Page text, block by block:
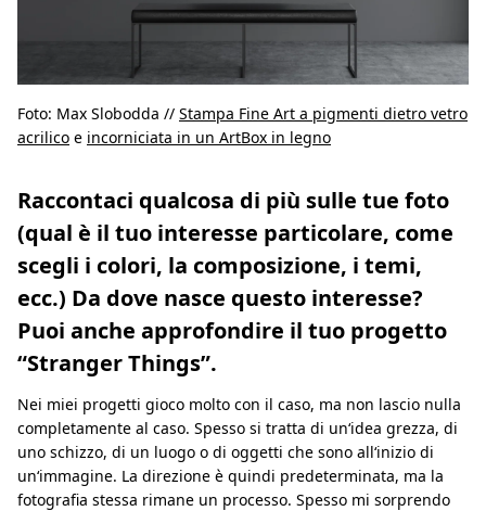
Foto: Max Slobodda // Stampa Fine Art a pigmenti dietro vetro
acrilico e incorniciata in un ArtBox in legno
Raccontaci qualcosa di più sulle tue foto
(qual è il tuo interesse particolare, come
scegli i colori, la composizione, i temi,
ecc.) Da dove nasce questo interesse?
Puoi anche approfondire il tuo progetto
“Stranger Things”.
Nei miei progetti gioco molto con il caso, ma non lascio nulla
completamente al caso. Spesso si tratta di un‘idea grezza, di
uno schizzo, di un luogo o di oggetti che sono all‘inizio di
un‘immagine. La direzione è quindi predeterminata, ma la
fotografia stessa rimane un processo. Spesso mi sorprendo